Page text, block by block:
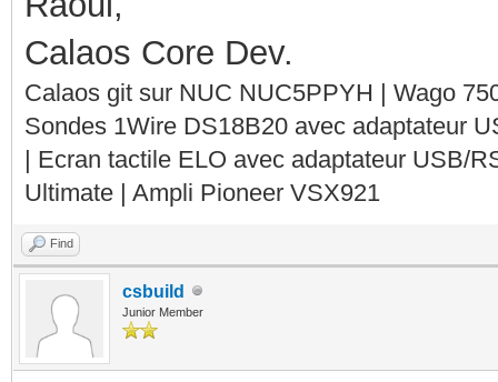
Calaos Core Dev.
Calaos git sur NUC NUC5PPYH | Wago
Sondes 1Wire DS18B20 avec adaptateur
| Ecran tactile ELO avec adaptateur USB/
Ultimate | Ampli Pioneer VSX921
Find
csbuild
Junior Member